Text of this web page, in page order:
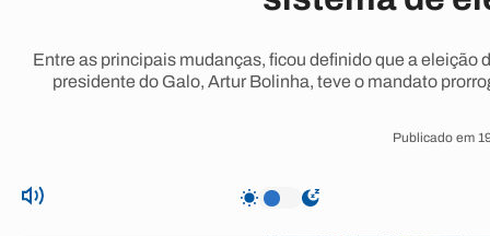
Entre as principais mudanças, ficou definido que a
presidente do Galo, Artur Bolinha, teve o mandato
Publicado em